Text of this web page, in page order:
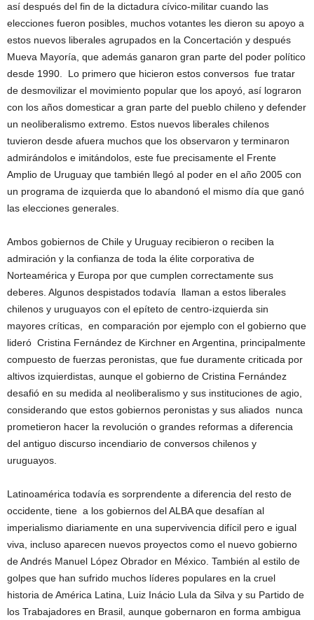
así después del fin de la dictadura cívico-militar cuando las
elecciones fueron posibles, muchos votantes les dieron su apoyo a
estos nuevos liberales agrupados en la Concertación y después
Mueva Mayoría, que además ganaron gran parte del poder político
desde 1990. Lo primero que hicieron estos conversos fue tratar
de desmovilizar el movimiento popular que los apoyó, así lograron
con los años domesticar a gran parte del pueblo chileno y defender
un neoliberalismo extremo. Estos nuevos liberales chilenos
tuvieron desde afuera muchos que los observaron y terminaron
admirándolos e imitándolos, este fue precisamente el Frente
Amplio de Uruguay que también llegó al poder en el año 2005 con
un programa de izquierda que lo abandonó el mismo día que ganó
las elecciones generales.
Ambos gobiernos de Chile y Uruguay recibieron o reciben la
admiración y la confianza de toda la élite corporativa de
Norteamérica y Europa por que cumplen correctamente sus
deberes. Algunos despistados todavía llaman a estos liberales
chilenos y uruguayos con el epíteto de centro-izquierda sin
mayores críticas, en comparación por ejemplo con el gobierno que
lideró Cristina Fernández de Kirchner en Argentina, principalmente
compuesto de fuerzas peronistas, que fue duramente criticada por
altivos izquierdistas, aunque el gobierno de Cristina Fernández
desafió en su medida al neoliberalismo y sus instituciones de agio,
considerando que estos gobiernos peronistas y sus aliados nunca
prometieron hacer la revolución o grandes reformas a diferencia
del antiguo discurso incendiario de conversos chilenos y
uruguayos.
Latinoamérica todavía es sorprendente a diferencia del resto de
occidente, tiene a los gobiernos del ALBA que desafían al
imperialismo diariamente en una supervivencia difícil pero e igual
viva, incluso aparecen nuevos proyectos como el nuevo gobierno
de Andrés Manuel López Obrador en México. También al estilo de
golpes que han sufrido muchos líderes populares en la cruel
historia de América Latina, Luiz Inácio Lula da Silva y su Partido de
los Trabajadores en Brasil, aunque gobernaron en forma ambigua